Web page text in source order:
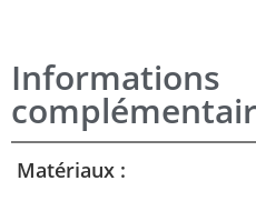
Informations
Matériaux :